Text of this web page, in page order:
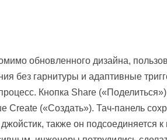
обновленного дизайна,
без гарнитуры и адаптивные
Кнопка Share
Create («Создать»). Тач-панель
также он подсоединяется